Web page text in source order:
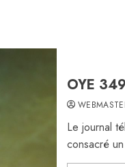
OYE
Le journal
consacré